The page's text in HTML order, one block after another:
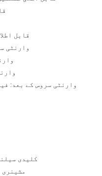
قابل
وارنٹی
وارنٹی سروس کے بعد:
کلیدی